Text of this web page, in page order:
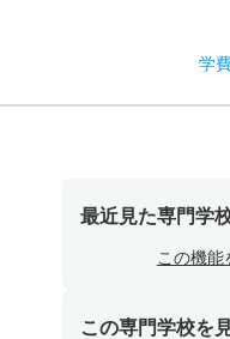
学
最近見た専門学
この機能
この専門学校を